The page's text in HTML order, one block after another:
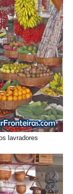
lavradores